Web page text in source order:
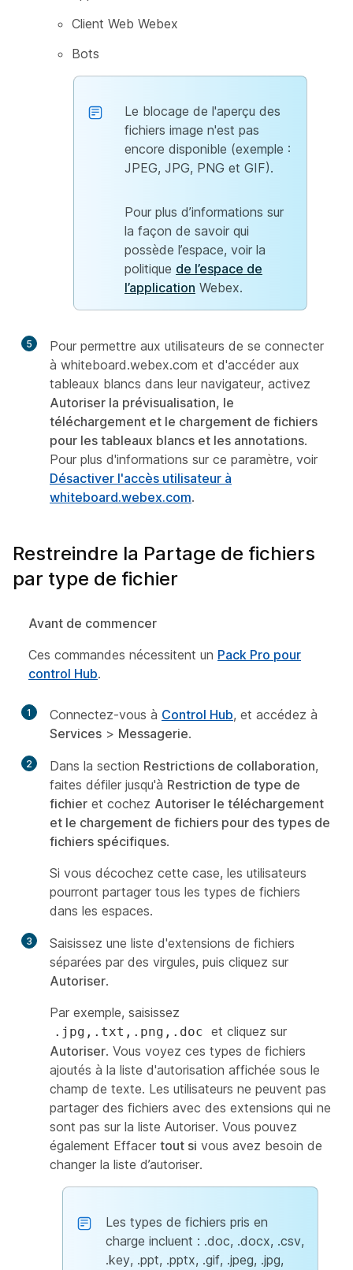
Client Web Webex
Bots
Le blocage de l'aperçu des
fichiers image n'est pas
encore disponible (exemple :
JPEG, JPG, PNG et GIF).
Pour plus d’informations sur
la façon de savoir qui
possède l’espace, voir la
politique de l’espace de
l’application Webex.
5
Pour permettre aux utilisateurs de se connecter
à whiteboard.webex.com et d'accéder aux
tableaux blancs dans leur navigateur, activez
Autoriser la prévisualisation, le
téléchargement et le chargement de fichiers
pour les tableaux blancs et les annotations.
Pour plus d'informations sur ce paramètre, voir
Désactiver l'accès utilisateur à
whiteboard.webex.com.
Restreindre la Partage de fichiers
par type de fichier
Avant de commencer
Ces commandes nécessitent un Pack Pro pour
control Hub.
1 Connectez-vous à Control Hub, et accédez à
Services > Messagerie.
2 Dans la section Restrictions de collaboration,
faites défiler jusqu'à Restriction de type de
fichier et cochez Autoriser le téléchargement
et le chargement de fichiers pour des types de
fichiers spécifiques.
Si vous décochez cette case, les utilisateurs
pourront partager tous les types de fichiers
dans les espaces.
3
Saisissez une liste d'extensions de fichiers
séparées par des virgules, puis cliquez sur
Autoriser.
Par exemple, saisissez
.jpg,.txt,.png,.doc et cliquez sur
Autoriser. Vous voyez ces types de fichiers
ajoutés à la liste d'autorisation affichée sous le
champ de texte. Les utilisateurs ne peuvent pas
partager des fichiers avec des extensions qui ne
sont pas sur la liste Autoriser. Vous pouvez
également Effacer tout si vous avez besoin de
changer la liste d’autoriser.
Les types de fichiers pris en
charge incluent : .doc, .docx, .csv,
.key, .ppt, .pptx, .gif, .jpeg, .jpg,